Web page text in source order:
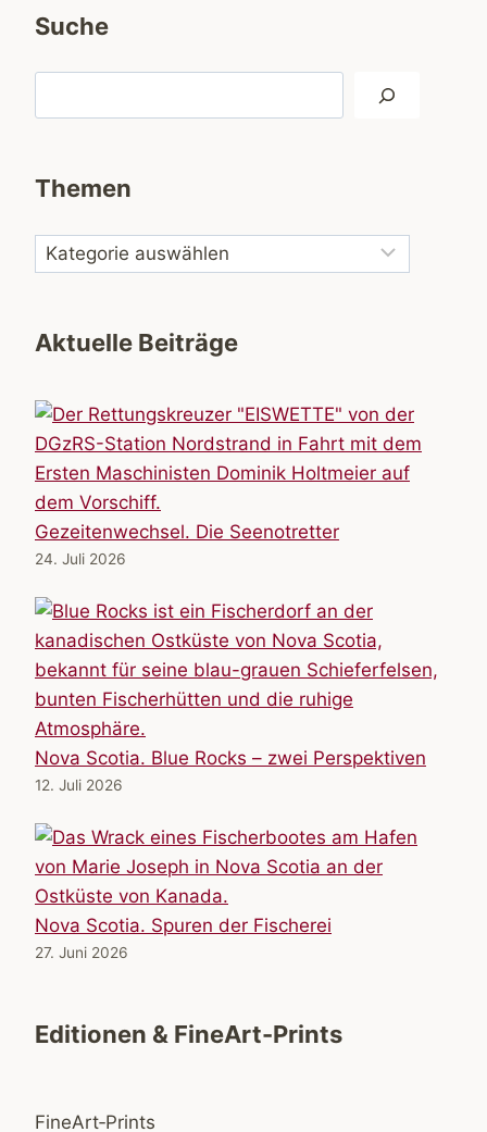
Suche
Themen
Aktuelle Beiträge
Gezeitenwechsel. Die Seenotretter
24. Juli 2026
Nova Scotia. Blue Rocks – zwei Perspektiven
12. Juli 2026
Nova Scotia. Spuren der Fischerei
27. Juni 2026
Editionen & FineArt-Prints
FineArt‑Prints